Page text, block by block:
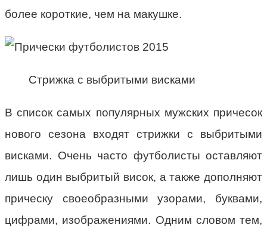
более короткие, чем на макушке.
Стрижка с выбритыми висками
В список самых популярных мужских причесок
нового сезона входят стрижки с выбритыми
висками. Очень часто футболисты оставляют
лишь один выбритый висок, а также дополняют
прическу своеобразными узорами, буквами,
цифрами, изображениями. Одним словом тем,